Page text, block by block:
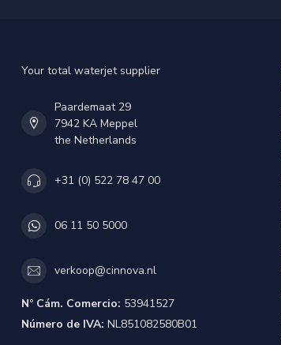
Your total waterjet supplier
Paardemaat 29
7942 KA Meppel
the Netherlands
+31 (0) 522 78 47 00
06 11 50 5000
verkoop@cinnova.nl
Nº Cám. Comercio: 53941527
Número de IVA: NL851082580B01